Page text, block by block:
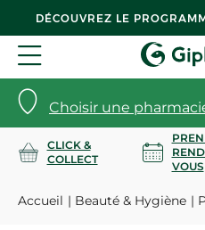
DÉCOUVREZ LE
Choisir une
CLICK &
COLLECT
VOUS
Accueil Beauté & Hygiène